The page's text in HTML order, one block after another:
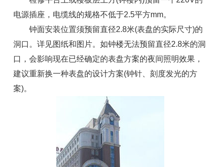
电源插座，电缆线的规格不低于2.5平方mm。
钟面安装位置须预留直径2.8米(表盘的实际尺寸)的
洞口。详见图纸和图片。如钟楼无法预留直径2.8米的洞
口，会影响现在已经确定的表盘方案的夜间照明效果，
建议重新换一种表盘的设计方案(钟针、刻度发光的方
案)。